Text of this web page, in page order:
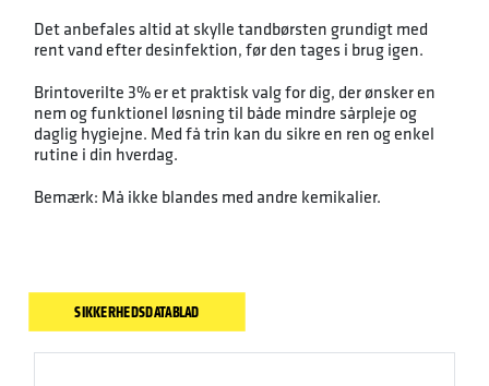
Det anbefales altid at skylle tandbørsten grundigt med
rent vand efter desinfektion, før den tages i brug igen.
Brintoverilte 3% er et praktisk valg for dig, der ønsker en
nem og funktionel løsning til både mindre sårpleje og
daglig hygiejne. Med få trin kan du sikre en ren og enkel
rutine i din hverdag.
Bemærk: Må ikke blandes med andre kemikalier.
SIKKERHEDSDATABLAD